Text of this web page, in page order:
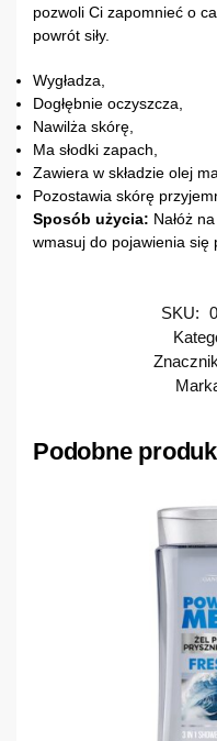
pozwoli Ci zapomnieć o
powrót siły.
Wygładza,
Dogłębnie oczyszcza,
Nawilża skórę,
Ma słodki zapach,
Zawiera w składzie olej
Pozostawia skórę
Sposób użycia: Nałóż
wmasuj do pojawienia się
SKU:
Podobne